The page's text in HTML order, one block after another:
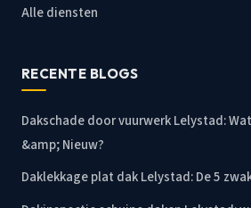
Alle diensten
RECENTE BLOGS
Dakschade door vuurwerk Lelystad:
&amp; Nieuw?
Daklekkage plat dak Lelystad: De 5